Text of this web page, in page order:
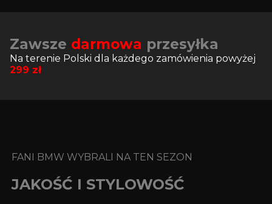
Zawsze darmowa przesyłka
Na terenie Polski dla każdego zamówienia powyżej
299 zł
FANI BMW WYBRALI NA TEN SEZON
JAKOŚĆ I STYLOWOŚĆ